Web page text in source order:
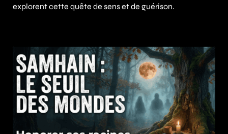
explorent cette quête de sens et de guérison.